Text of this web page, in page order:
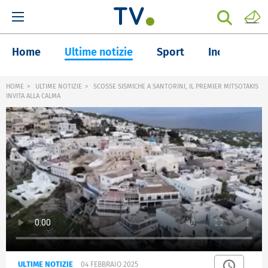
Home Ultime notizie Sport Inchieste
HOME ULTIME NOTIZIE
SCOSSE SISMICHE A SANTORINI, IL PREMIER MITSOTAKIS
INVITA ALLA CALMA
ULTIME NOTIZIE 04 FEBBRAIO 2025